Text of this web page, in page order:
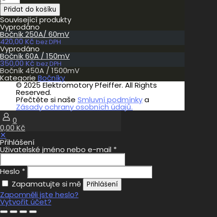
450A
1500mV
množství
Přidat do košíku
Související produkty
Vyprodáno
Bočník 250A/ 60mV
420,00 Kč bez DPH
Vyprodáno
Bočník 60A / 150mV
350,00 Kč bez DPH
Bočník 450A / 1500mV
Kategorie Bočníky
© 2025 Elektromotory Pfeiffer. All Rights
Reserved.
Přečtěte si naše Smluvní podmínkya
Zásady ochrany osobních údajů.
0
0,00 Kč
✕
Přihlášení
Uživatelské jméno nebo e-mail *
Heslo *
Zapamatujte si mě
Přihlášení
Zapomněli jste heslo?
Vytvořit účet?